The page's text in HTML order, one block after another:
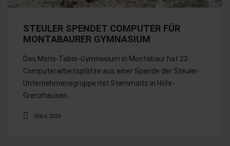
STEULER SPENDET COMPUTER FÜR
MONTABAURER GYMNASIUM
Das Mons-Tabor-Gymnasium in Montabaur hat 23
Computerarbeitsplätze aus einer Spende der Steuler-
Unternehmensgruppe mit Stammsitz in Höhr-
Grenzhausen…
März 2026